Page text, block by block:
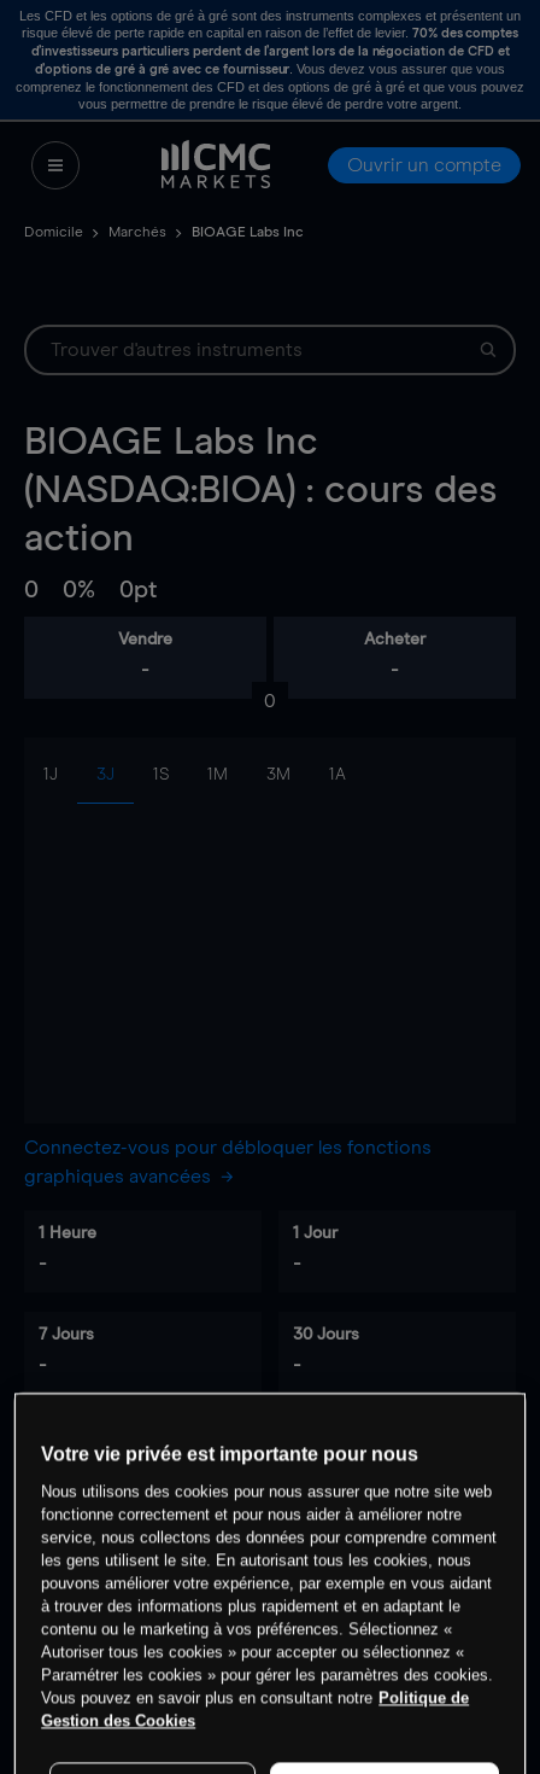
Les CFD et les options de gré à gré sont des instruments complexes et présentent un
risque élevé de perte rapide en capital en raison de l’effet de levier. 70% des comptes
d’investisseurs particuliers perdent de l’argent lors de la négociation de CFD et
d’options de gré à gré avec ce fournisseur . Vous devez vous assurer que vous
comprenez le fonctionnement des CFD et des options de gré à gré et que vous pouvez
vous permettre de prendre le risque élevé de perdre votre argent.
Ouvrir un compte
Domicile Marchés BIOAGE Labs Inc
BIOAGE Labs Inc
(NASDAQ:BIOA) : cours des
action
0 0% 0pt
Vendre
-
Acheter
-
0
1J 3J 1S 1M 3M 1A
Connectez-vous pour débloquer les fonctions
graphiques avancées
1 Heure
-
1 Jour
-
7 Jours
-
30 Jours
-
0 % des clients ont une position à
cet actif
Commencez à trader
dernières données du marché.Log into see latest
Votre vie privée est importante pour nous
Nous utilisons des cookies pour nous assurer que notre site web
fonctionne correctement et pour nous aider à améliorer notre
service, nous collectons des données pour comprendre comment
les gens utilisent le site. En autorisant tous les cookies, nous
pouvons améliorer votre expérience, par exemple en vous aidant
à trouver des informations plus rapidement et en adaptant le
contenu ou le marketing à vos préférences. Sélectionnez «
Autoriser tous les cookies » pour accepter ou sélectionnez «
Paramétrer les cookies » pour gérer les paramètres des cookies.
Vous pouvez en savoir plus en consultant notre Politique de
Gestion des Cookies